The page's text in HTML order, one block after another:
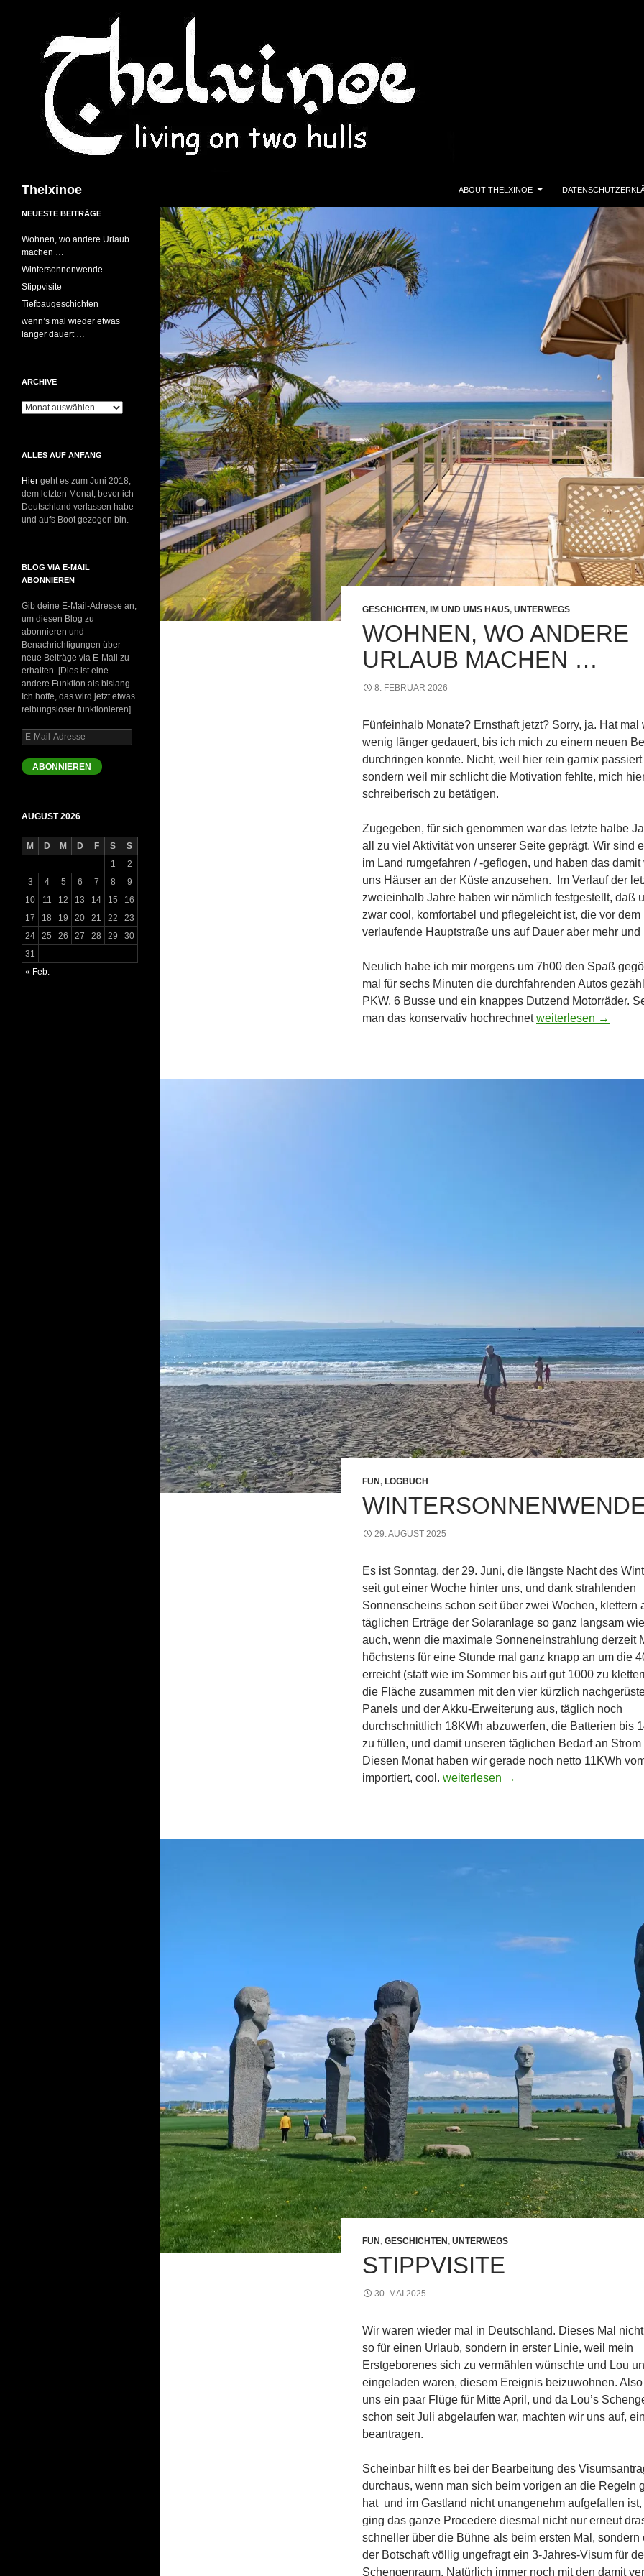
Thelxinoe
ABOUT THELXINOE
GESCHICHTEN , IM UND UMS HAUS, UNTERWEGS
WOHNEN, WO ANDERE
URLAUB MACHEN …
8. FEBRUAR 2026
Fünfeinhalb Monate? Ernsthaft jetzt? Sorry, ja. Hat mal
wenig länger gedauert, bis ich mich zu einem neuen
durchringen konnte. Nicht, weil hier rein garnix passiert
sondern weil mir schlicht die Motivation fehlte, mich
schreiberisch zu betätigen.
Zugegeben, für sich genommen war das letzte halbe
all zu viel Aktivität von unserer Seite geprägt. Wir sind
im Land rumgefahren / -geflogen, und haben das damit
uns Häuser an der Küste anzusehen. Im Verlauf der
zweieinhalb Jahre haben wir nämlich festgestellt, daß
zwar cool, komfortabel und pflegeleicht ist, die vor dem
verlaufende Hauptstraße uns auf Dauer aber mehr und
Neulich habe ich mir morgens um 7h00 den Spaß
mal für sechs Minuten die durchfahrenden Autos
PKW, 6 Busse und ein knappes Dutzend Motorräder.
man das konservativ hochrechnetWohnen, wo andere
weiterlesen →
FUN , LOGBUCH
29. AUGUST 2025
Es ist Sonntag, der 29. Juni, die längste Nacht des
seit gut einer Woche hinter uns, und dank strahlenden
Sonnenscheins schon seit über zwei Wochen, klettern
täglichen Erträge der Solaranlage so ganz langsam
auch, wenn die maximale Sonneneinstrahlung derzeit
höchstens für eine Stunde mal ganz knapp an um die
erreicht (statt wie im Sommer bis auf gut 1000 zu
die Fläche zusammen mit den vier kürzlich
Panels und der Akku-Erweiterung aus, täglich noch
durchschnittlich 18KWh abzuwerfen, die Batterien bis
zu füllen, und damit unseren täglichen Bedarf an Strom
Diesen Monat haben wir gerade noch netto 11KWh
importiert, cool. Wintersonnenwende
weiterlesen →
FUN , GESCHICHTEN , UNTERWEGS
STIPPVISITE
30. MAI 2025
Wir waren wieder mal in Deutschland. Dieses Mal
so für einen Urlaub, sondern in erster Linie, weil mein
Erstgeborenes sich zu vermählen wünschte und Lou
eingeladen waren, diesem Ereignis beizuwohnen.
uns ein paar Flüge für Mitte April, und da Lou’s
schon seit Juli abgelaufen war, machten wir uns auf,
beantragen.
Scheinbar hilft es bei der Bearbeitung des
durchaus, wenn man sich beim vorigen an die Regeln
hat und im Gastland nicht unangenehm aufgefallen
ging das ganze Procedere diesmal nicht nur erneut
schneller über die Bühne als beim ersten Mal, sondern
der Botschaft völlig ungefragt ein 3-Jahres-Visum für
Schengenraum. Natürlich immer noch mit den damit
NEUESTE BEITRÄGE
Wohnen, wo andere Urlaub
machen …
Wintersonnenwende
Stippvisite
Tiefbaugeschichten
wenn’s mal wieder etwas
länger dauert …
ARCHIVE
Archive
ALLES AUF ANFANG
Hier geht es zum Juni 2018,
dem letzten Monat, bevor ich
Deutschland verlassen habe
und aufs Boot gezogen bin.
BLOG VIA E-MAIL
ABONNIEREN
Gib deine E-Mail-Adresse an,
um diesen Blog zu
abonnieren und
Benachrichtigungen über
neue Beiträge via E-Mail zu
erhalten. [Dies ist eine
andere Funktion als bislang.
Ich hoffe, das wird jetzt etwas
reibungsloser funktionieren]
E-
Mail-
Adresse
ABONNIEREN
AUGUST 2026
M D M D F S
S
1
2
3
4 5 6 7 8
9
10
11 12 13 14 15
16
17
18 19 20 21 22
23
24
25 26 27 28 29
30
31
« Feb.